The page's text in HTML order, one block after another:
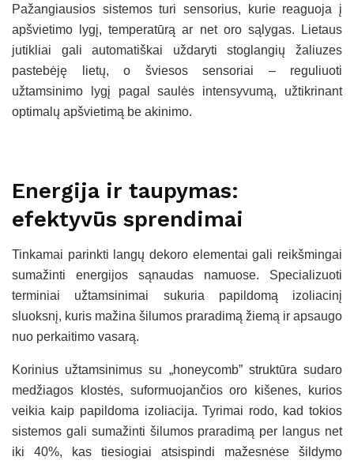
Pažangiausios sistemos turi sensorius, kurie reaguoja į
apšvietimo lygį, temperatūrą ar net oro sąlygas. Lietaus
jutikliai gali automatiškai uždaryti stoglangių žaliuzes
pastebėję lietų, o šviesos sensoriai – reguliuoti
užtamsinimo lygį pagal saulės intensyvumą, užtikrinant
optimalų apšvietimą be akinimo.
Energija ir taupymas:
efektyvūs sprendimai
Tinkamai parinkti langų dekoro elementai gali reikšmingai
sumažinti energijos sąnaudas namuose. Specializuoti
terminiai užtamsinimai sukuria papildomą izoliacinį
sluoksnį, kuris mažina šilumos praradimą žiemą ir apsaugo
nuo perkaitimo vasarą.
Korinius užtamsinimus su „honeycomb” struktūra sudaro
medžiagos klostės, suformuojančios oro kišenes, kurios
veikia kaip papildoma izoliacija. Tyrimai rodo, kad tokios
sistemos gali sumažinti šilumos praradimą per langus net
iki 40%, kas tiesiogiai atsispindi mažesnėse šildymo